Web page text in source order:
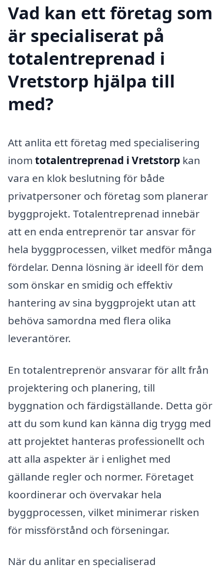
Vad kan ett företag som
är specialiserat på
totalentreprenad i
Vretstorp hjälpa till
med?
Att anlita ett företag med specialisering
inom totalentreprenad i Vretstorp kan
vara en klok beslutning för både
privatpersoner och företag som planerar
byggprojekt. Totalentreprenad innebär
att en enda entreprenör tar ansvar för
hela byggprocessen, vilket medför många
fördelar. Denna lösning är ideell för dem
som önskar en smidig och effektiv
hantering av sina byggprojekt utan att
behöva samordna med flera olika
leverantörer.
En totalentreprenör ansvarar för allt från
projektering och planering, till
byggnation och färdigställande. Detta gör
att du som kund kan känna dig trygg med
att projektet hanteras professionellt och
att alla aspekter är i enlighet med
gällande regler och normer. Företaget
koordinerar och övervakar hela
byggprocessen, vilket minimerar risken
för missförstånd och förseningar.
När du anlitar en specialiserad